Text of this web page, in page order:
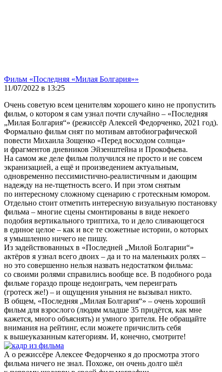
Фильм «Последняя «Милая Болгария»»
11/07/2022 в 13:25
Очень советую всем ценителям хорошего кино не пропустить
фильм, о котором я сам узнал почти случайно – «Последняя
„Милая Болгария“» (режиссёр Алексей Федорченко, 2021 год).
Формально фильм снят по мотивам автобиографической
повести Михаила Зощенко «Перед восходом солнца»
и фрагментов дневников Эйзенштейна и Прокофьева.
На самом же деле фильм получился не просто и не совсем
экранизацией, а ещё и произведением актуальным,
одновременно пессимистично-реалистичным и дающим
надежду на не-тщетность всего. И при этом снятым
по интересному сложному сценарию с гротескным юмором.
Отдельно стоит отметить интересную визуальную постановку
фильма – многие сцены смонтированы в виде некоего
подобия вертикального триптиха, то и дело сливающегося
в единое целое – как и все те сюжетные истории, о которых
я умышленно ничего не пишу.
Из задействованных в «Последней „Милой Болгарии“»
актёров я узнал всего двоих – да и то на маленьких ролях –
но это совершенно нельзя назвать недостатком фильма:
со своими ролями справились вообще все. В подобного рода
фильме гораздо проще недоиграть, чем переиграть
(гротеск же!) – и ощущения уныния не вызывал никто.
В общем, «Последняя „Милая Болгария“» – очень хороший
фильм для взрослого (людям младше 35 придётся, как мне
кажется, много объяснять) и умного зрителя. Не обращайте
внимания на рейтинг, если можете причислить себя
к вышеуказанным категориям. И, конечно, смотрите!
А о режиссёре Алексее Федорченко я до просмотра этого
фильма ничего не знал. Похоже, он очень долго шёл